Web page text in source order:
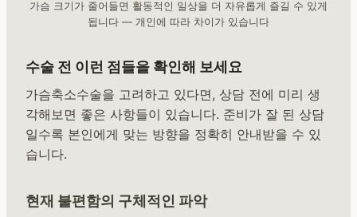
가슴 크기가 줄어들면 활동적인 일상을 더 자유롭게 즐길 수 있게
됩니다 — 개인에 따라 차이가 있습니다
수술 전 이런 점들을 확인해 보세요
가슴축소수술을 고려하고 있다면, 상담 전에 미리 생
각해보면 좋은 사항들이 있습니다. 준비가 잘 된 상담
일수록 본인에게 맞는 방향을 정확히 안내받을 수 있
습니다.
현재 불편함의 구체적인 파악